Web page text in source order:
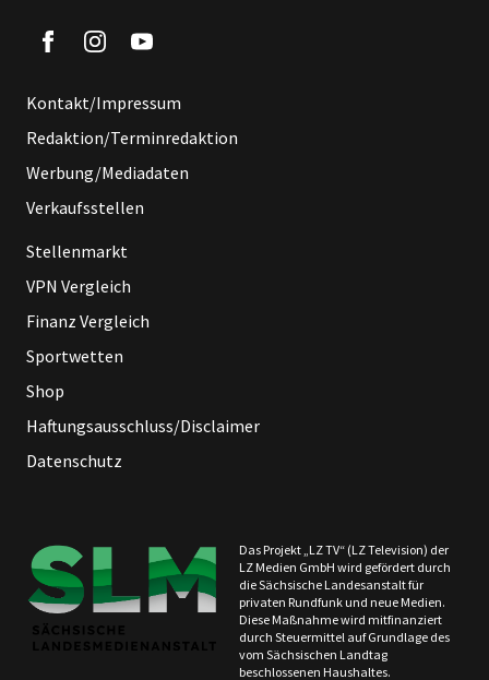
Kontakt/Impressum
Redaktion/Terminredaktion
Werbung/Mediadaten
Verkaufsstellen
Stellenmarkt
VPN Vergleich
Finanz Vergleich
Sportwetten
Shop
Haftungsausschluss/Disclaimer
Datenschutz
Das Projekt „LZ TV“ (LZ Television) der
LZ Medien GmbH wird gefördert durch
die Sächsische Landesanstalt für
privaten Rundfunk und neue Medien.
Diese Maßnahme wird mitfinanziert
durch Steuermittel auf Grundlage des
vom Sächsischen Landtag
beschlossenen Haushaltes.